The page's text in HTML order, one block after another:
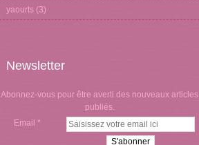
yaourts (3)
Newsletter
Abonnez-vous pour être averti des nouveaux articles
publiés.
Email